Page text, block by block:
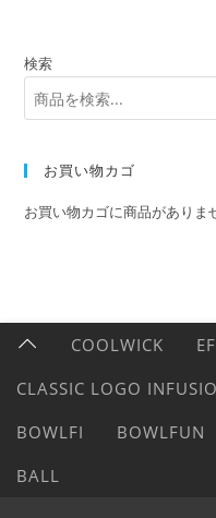
検索
お買い物カゴ
お買い物カゴに商品がありま
COOLWICK
CLASSIC LOGO
BOWLFI
BOWLFUN
BALL